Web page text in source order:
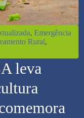
, Emergência
Rural
leva